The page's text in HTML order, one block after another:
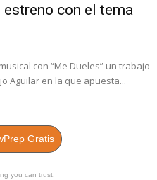
con el tema
con “Me Dueles” un trabajo
Aguilar en la que apuesta...
Gratis
you can trust.